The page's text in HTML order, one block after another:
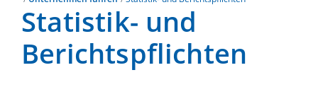
Statistik- und
Berichtspflichten